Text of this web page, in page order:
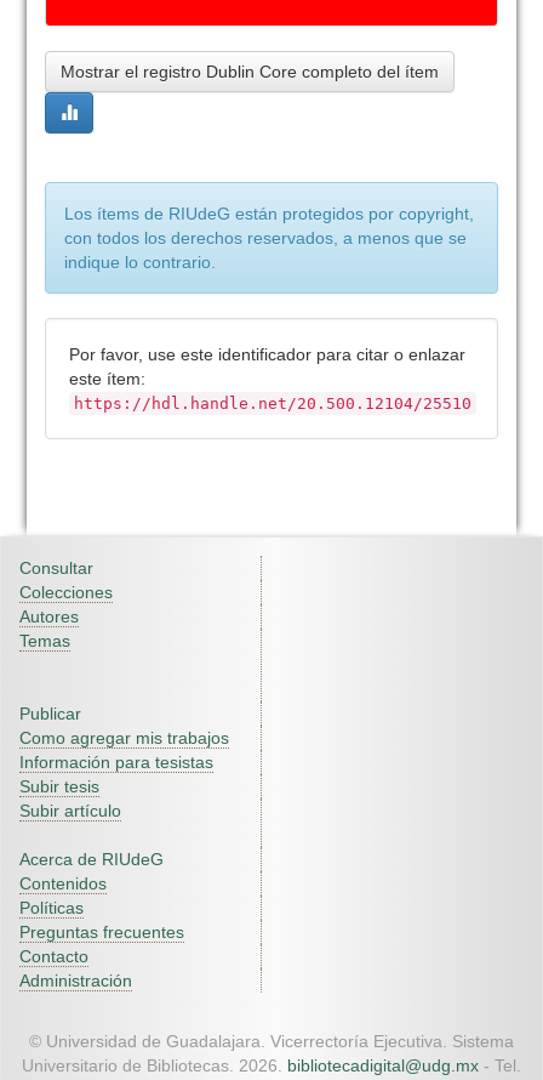
Mostrar el registro Dublin Core completo del ítem
Los ítems de RIUdeG están protegidos por copyright,
con todos los derechos reservados, a menos que se
indique lo contrario.
Por favor, use este identificador para citar o enlazar
este ítem:
https://hdl.handle.net/20.500.12104/25510
Consultar
Colecciones
Autores
Temas
Publicar
Como agregar mis trabajos
Información para tesistas
Subir tesis
Subir artículo
Acerca de RIUdeG
Contenidos
Políticas
Preguntas frecuentes
Contacto
Administración
© Universidad de Guadalajara. Vicerrectoría Ejecutiva. Sistema
Universitario de Bibliotecas. 2026. bibliotecadigital@udg.mx - Tel.